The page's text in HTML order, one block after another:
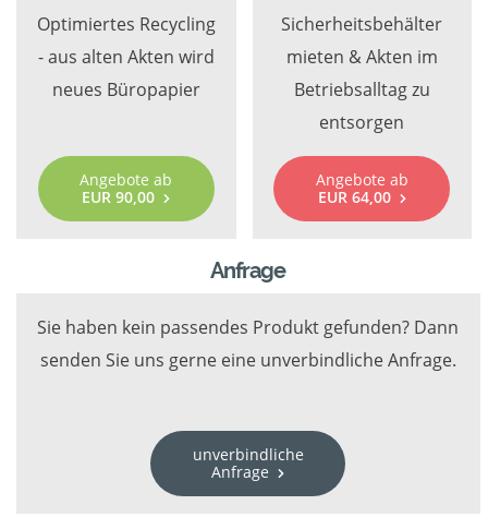
Optimiertes Recycling
- aus alten Akten wird
neues Büropapier
Angebote ab
EUR 90,00
Sicherheitsbehälter
mieten & Akten im
Betriebsalltag zu
entsorgen
Angebote ab
EUR 64,00
Anfrage
Sie haben kein passendes Produkt gefunden? Dann
senden Sie uns gerne eine unverbindliche Anfrage.
unverbindliche
Anfrage